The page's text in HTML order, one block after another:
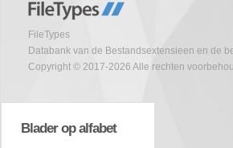
FileTypes
Databank van de Bestandsextensieen en de
Copyright © 2017-2026 Alle rechten
Blader op alfabet